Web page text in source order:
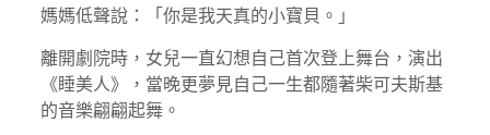
媽媽低聲說：「你是我天真的小寶貝。」
離開劇院時，女兒一直幻想自己首次登上舞台，演出
《睡美人》，當晚更夢見自己一生都隨著柴可夫斯基
的音樂翩翩起舞。